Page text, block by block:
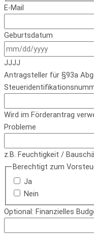
E-Mail
Geburtsdatum
JJJJ
Antragsteller für §93a
Wird im Förderantrag
Probleme
z.B. Feuchtigkeit /
Berechtigt zum
Ja
Nein
Optional: Finanzielles